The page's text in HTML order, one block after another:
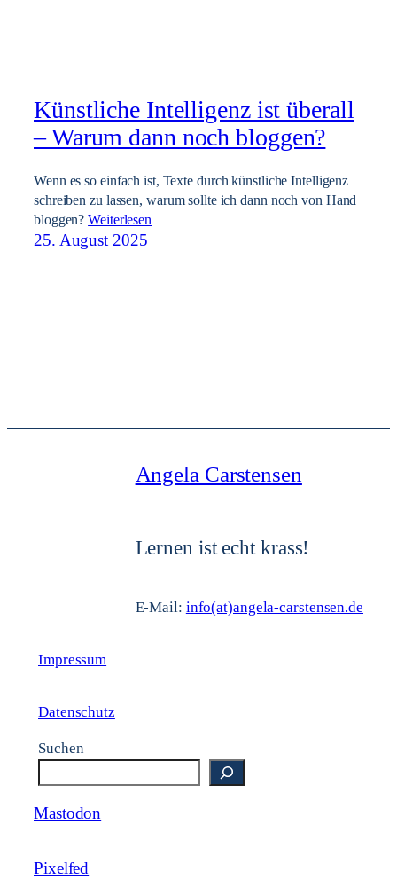
Künstliche Intelligenz ist überall
– Warum dann noch bloggen?
Wenn es so einfach ist, Texte durch künstliche Intelligenz
schreiben zu lassen, warum sollte ich dann noch von Hand
bloggen?Weiterlesen
25. August 2025
Angela Carstensen
Lernen ist echt krass!
E-Mail: info(at)angela-carstensen.de
Impressum
Datenschutz
Suchen
Mastodon
Pixelfed